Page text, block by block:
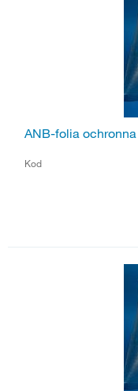
ANB-folia
Kod